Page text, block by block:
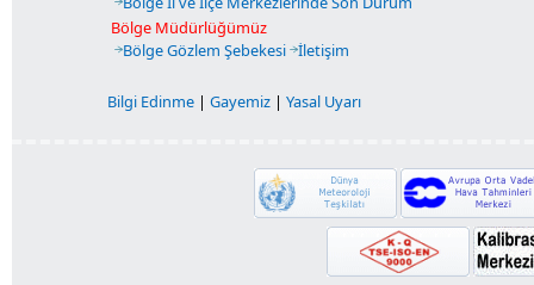
Bölge Müdürlüğümüz
Bölge Gözlem Şebekesi İletişim
Bilgi Edinme | Gayemiz | Yasal Uyarı